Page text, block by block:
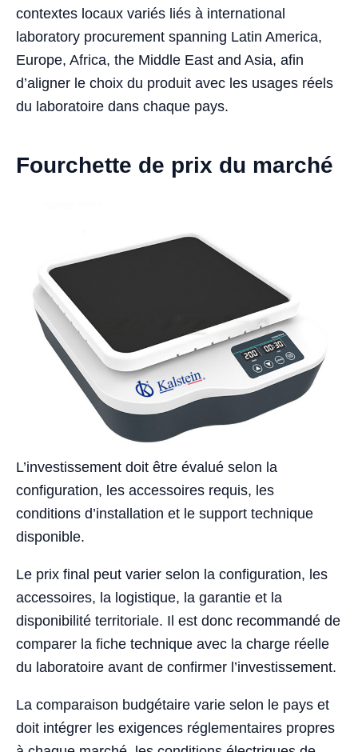
contextes locaux variés liés à international
laboratory procurement spanning Latin America,
Europe, Africa, the Middle East and Asia, afin
d’aligner le choix du produit avec les usages réels
du laboratoire dans chaque pays.
Fourchette de prix du marché
L’investissement doit être évalué selon la
configuration, les accessoires requis, les
conditions d’installation et le support technique
disponible.
Le prix final peut varier selon la configuration, les
accessoires, la logistique, la garantie et la
disponibilité territoriale. Il est donc recommandé de
comparer la fiche technique avec la charge réelle
du laboratoire avant de confirmer l’investissement.
La comparaison budgétaire varie selon le pays et
doit intégrer les exigences réglementaires propres